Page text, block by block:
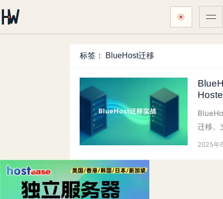
颜色主题：
☀跟随系统 菜
标签： BlueHost迁移
迁移。
2025年